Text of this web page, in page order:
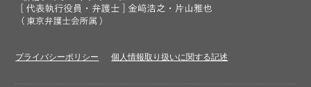
プライバシーポリシー 個人情報取り扱いに関する記述